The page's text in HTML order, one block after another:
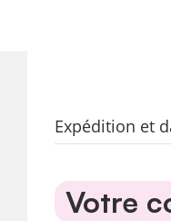
Expédition et
Votre